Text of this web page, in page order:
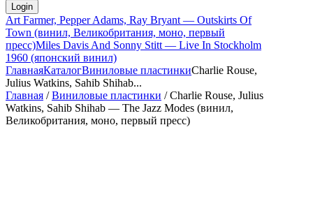
Art Farmer, Pepper Adams, Ray Bryant — Outskirts Of
Town (винил, Великобритания, моно, первый
пресс)Miles Davis And Sonny Stitt — Live In Stockholm
1960 (японский винил)
ГлавнаяКаталогВиниловые пластинкиCharlie Rouse,
Julius Watkins, Sahib Shihab...
Главная /Виниловые пластинки / Charlie Rouse, Julius
Watkins, Sahib Shihab — The Jazz Modes (винил,
Великобритания, моно, первый пресс)